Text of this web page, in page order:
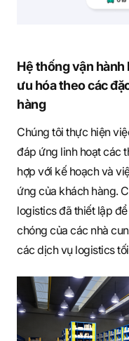
Hệ thống vận
ưu hóa theo các
hàng
Chúng tôi thực hiện
đáp ứng linh hoạt các
hợp với kế hoạch và
ứng của khách hàng.
logistics đã thiết lập
chóng của các nhà
các dịch vụ logistics